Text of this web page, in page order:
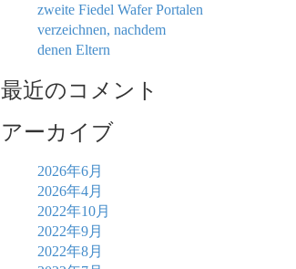
zweite Fiedel Wafer Portalen
verzeichnen, nachdem
denen Eltern
最近のコメント
アーカイブ
2026年6月
2026年4月
2022年10月
2022年9月
2022年8月